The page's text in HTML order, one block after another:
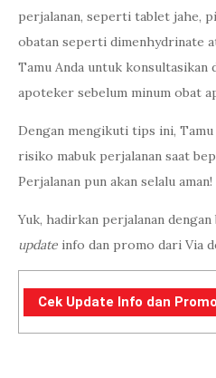
perjalanan, seperti tablet jahe,
obatan seperti dimenhydrinate
Tamu Anda untuk konsultasikan
apoteker sebelum minum obat
Dengan mengikuti tips ini,
risiko mabuk perjalanan saat
Perjalanan pun akan selalu aman!
Yuk, hadirkan perjalanan
update info dan promo dari Via
Cek Update Info dan